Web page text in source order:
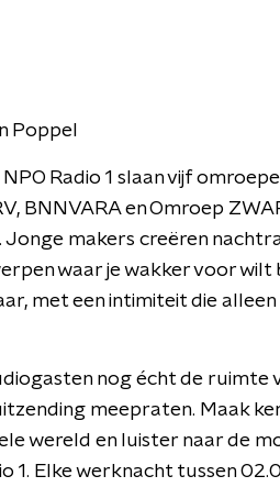
Poppel
Radio 1 slaan vijf
BNNVARA en Omroep
Jonge makers creëren
waar je wakker voor wilt
met een intimiteit die alleen
nog écht de ruimte
meepraten. Maak
wereld en luister naar de
1. Elke werknacht tussen